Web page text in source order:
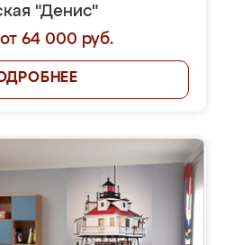
"Денис"
64 000 руб.